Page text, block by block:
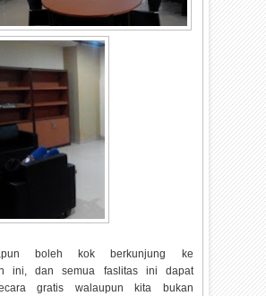
boleh kok berkunjung ke
ini, dan semua faslitas ini dapat
gratis walaupun kita bukan